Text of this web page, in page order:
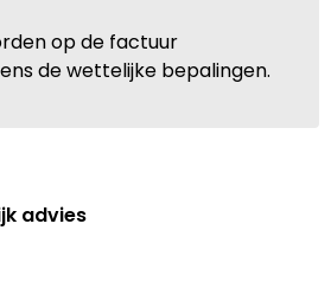
op de factuur
de wettelijke bepalingen.
advies